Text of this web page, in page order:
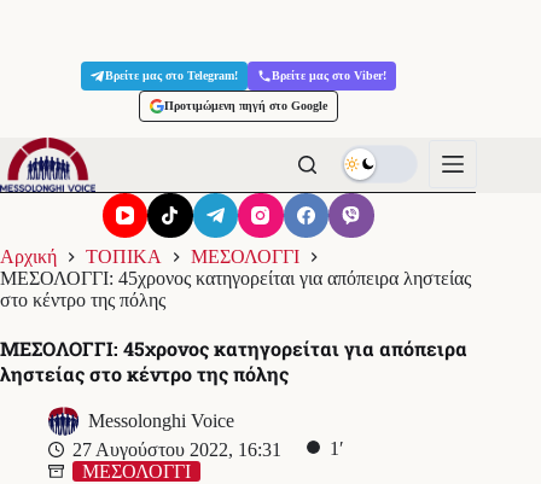
Βρείτε μας στο Telegram! Βρείτε μας στο Viber!
Προτιμώμενη πηγή στο Google
Αρχική ΤΟΠΙΚΑ
ΜΕΣΟΛΟΓΓΙ
ΜΕΣΟΛΟΓΓΙ: 45χρονος κατηγορείται για απόπειρα ληστείας
στο κέντρο της πόλης
ΜΕΣΟΛΟΓΓΙ: 45χρονος κατηγορείται για απόπειρα
ληστείας στο κέντρο της πόλης
Messolonghi Voice
27 Αυγούστου 2022, 16:31
1′
ΜΕΣΟΛΟΓΓΙ